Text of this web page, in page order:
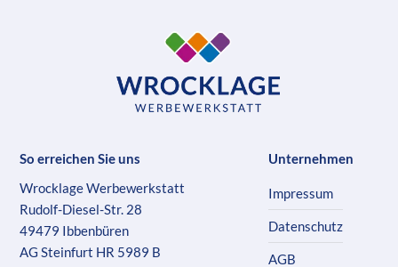
So erreichen Sie uns
Wrocklage Werbewerkstatt
Rudolf-Diesel-Str. 28
49479 Ibbenbüren
AG Steinfurt HR 5989 B
Unternehmen
Impressum
Datenschutz
AGB